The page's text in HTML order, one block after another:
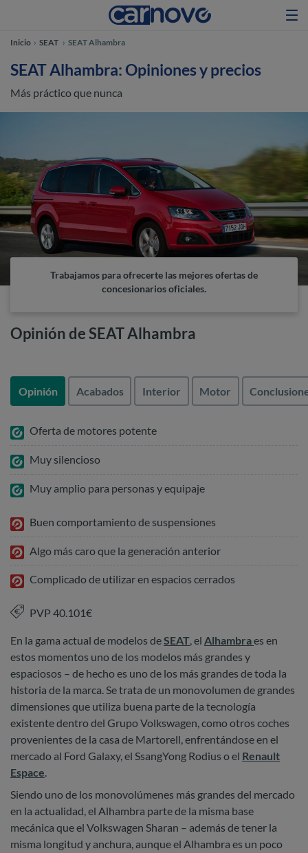
Inicio SEAT SEAT Alhambra
SEAT Alhambra: Opiniones y precios
Más práctico que nunca
Trabajamos para ofrecerte las mejores ofertas de
concesionarios oficiales.
Opinión de SEAT Alhambra
Opinión Acabados Interior Motor
Oferta de motores potente
Muy silencioso
Muy amplio para personas y equipaje
Buen comportamiento de suspensiones
Algo más caro que la generación anterior
Complicado de utilizar en espacios cerrados
PVP 40.101€
En la gama actual de modelos deSEAT, el Alhambraes en
estos momentos uno de los modelos más grandes y
espaciosos – de hecho es uno de los más grandes de toda la
historia de la marca. Se trata de un monovolumen de grandes
dimensiones que utiliza buena parte de la tecnología
existente dentro del Grupo Volkswagen, como otros coches
provenientes de la casa de Martorell, enfrentándose en el
mercado al Ford Galaxy, el SsangYong Rodius o el Renault
Espace.
Siendo uno de los monovolúmenes más grandes del mercado
en la actualidad, el Alhambra parte de la misma base
mecánica que el Volkswagen Sharan – además de tener la
misma longitud y anchura, aunque el Alhambra es un poco